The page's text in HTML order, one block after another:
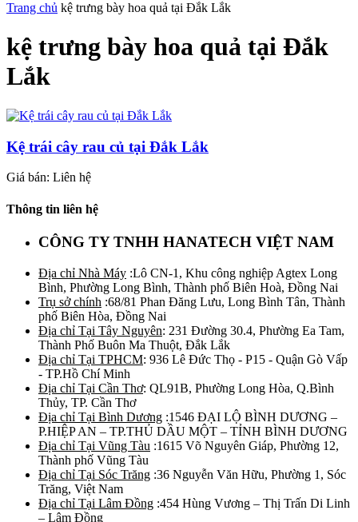
Trang chủ kệ trưng bày hoa quả tại Đắk Lắk
kệ trưng bày hoa quả tại Đắk
Lắk
Kệ trái cây rau củ tại Đắk Lắk
Giá bán: Liên hệ
Thông tin liên hệ
CÔNG TY TNHH HANATECH VIỆT NAM
Địa chỉ Nhà Máy :Lô CN-1, Khu công nghiệp Agtex Long
Bình, Phường Long Bình, Thành phố Biên Hoà, Đồng Nai
Trụ sở chính :68/81 Phan Đăng Lưu, Long Bình Tân, Thành
phố Biên Hòa, Đồng Nai
Địa chỉ Tại Tây Nguyên: 231 Đường 30.4, Phường Ea Tam,
Thành Phố Buôn Ma Thuột, Đắk Lắk
Địa chỉ Tại TPHCM: 936 Lê Đức Thọ - P15 - Quận Gò Vấp
- TP.Hồ Chí Minh
Địa chỉ Tại Cần Thơ: QL91B, Phường Long Hòa, Q.Bình
Thủy, TP. Cần Thơ
Địa chỉ Tại Bình Dương :1546 ĐẠI LỘ BÌNH DƯƠNG –
P.HIỆP AN – TP.THỦ DẦU MỘT – TỈNH BÌNH DƯƠNG
Địa chỉ Tại Vũng Tàu :1615 Võ Nguyên Giáp, Phường 12,
Thành phố Vũng Tàu
Địa chỉ Tại Sóc Trăng :36 Nguyễn Văn Hữu, Phường 1, Sóc
Trăng, Việt Nam
Địa chỉ Tại Lâm Đồng :454 Hùng Vương – Thị Trấn Di Linh
– Lâm Đồng